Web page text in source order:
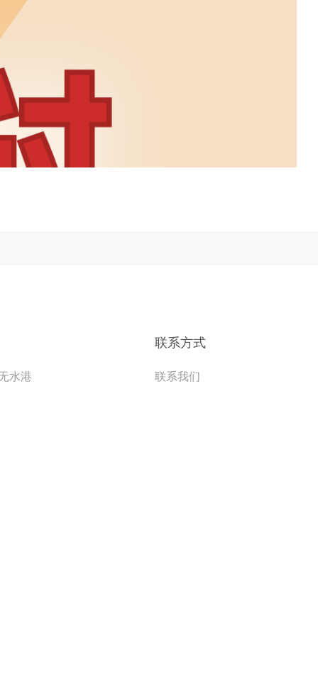
水港
联系方式
联系我们